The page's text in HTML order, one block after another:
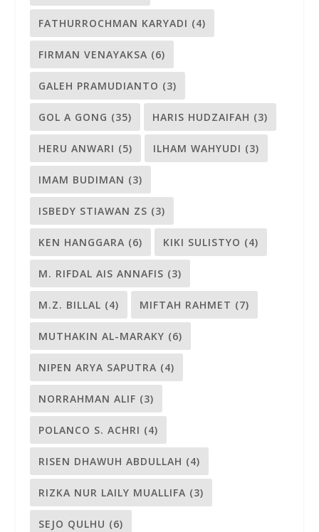
FATHURROCHMAN KARYADI (4)
FIRMAN VENAYAKSA (6)
GALEH PRAMUDIANTO (3)
GOL A GONG (35) HARIS HUDZAIFAH (3)
HERU ANWARI (5) ILHAM WAHYUDI (3)
IMAM BUDIMAN (3)
ISBEDY STIAWAN ZS (3)
KEN HANGGARA (6) KIKI SULISTYO (4)
M. RIFDAL AIS ANNAFIS (3)
M.Z. BILLAL (4) MIFTAH RAHMET (7)
MUTHAKIN AL-MARAKY (6)
NIPEN ARYA SAPUTRA (4)
NORRAHMAN ALIF (3)
POLANCO S. ACHRI (4)
RISEN DHAWUH ABDULLAH (4)
RIZKA NUR LAILY MUALLIFA (3)
SEJO QULHU (6)